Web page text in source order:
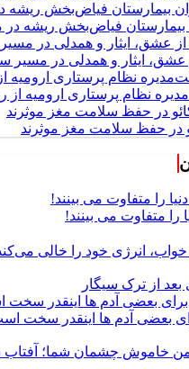
بیمارستان فیاض‌بخش ریشه
عشق، ایثار و همدلی در مسیر
نظام پرستاری ارومیه
در حفظ سلامت مغز موثرند
را متفاوت می بینند!
انرژی خود را خالی
از ترک سیگار
بعضی آدم ها اینقدر سخت
خاموش چشمان شما؛